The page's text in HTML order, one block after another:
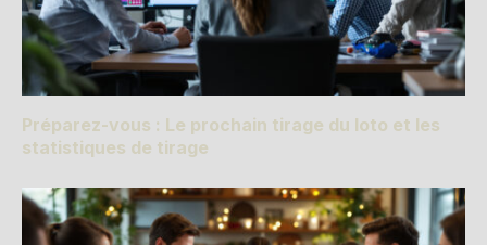
Préparez-vous : Le prochain tirage du loto et les
statistiques de tirage